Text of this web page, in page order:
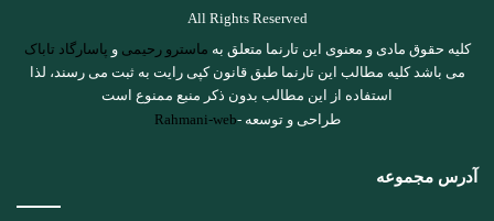
All Rights Reserved
كليه حقوق مادی و معنوی اين تارنما متعلق به ماسترو رحیمی و پاسارگاد تاباک
می باشد کلیه مطالب این تارنما طبق قانون کپی رایت به ثبت می رسند، لذا
استفاده از این مطالب بدون ذکر منبع ممنوع است
طراحی و توسعه -Rahmani-web
آدرس مجموعه